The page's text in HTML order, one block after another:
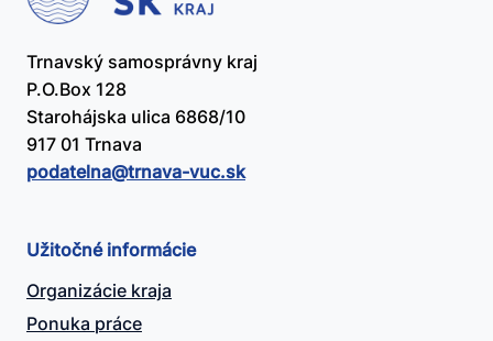
Trnavský samosprávny kraj
P.O.Box 128
Starohájska ulica 6868/10
917 01 Trnava
podatelna@​trnava-vuc.sk
Užitočné informácie
Organizácie kraja
Ponuka práce